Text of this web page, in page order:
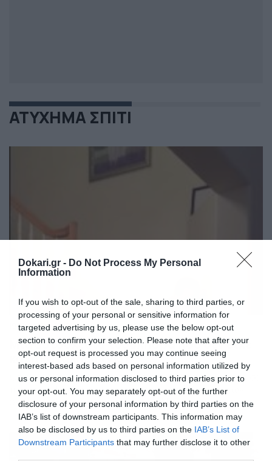
Dokari.gr - Do Not Process My Personal
Information
If you wish to opt-out of the sale, sharing to third parties, or
processing of your personal or sensitive information for
targeted advertising by us, please use the below opt-out
section to confirm your selection. Please note that after your
opt-out request is processed you may continue seeing
interest-based ads based on personal information utilized by
us or personal information disclosed to third parties prior to
your opt-out. You may separately opt-out of the further
disclosure of your personal information by third parties on the
IAB’s list of downstream participants. This information may
also be disclosed by us to third parties on the IAB’s List of
Downstream Participants that may further disclose it to other
ΑΤΥΧΗΜΑ ΣΠΙΤΙ
19/11/2016 17:15
Μια αυτοσχέδια τσουλήθρα που δεν είχε
καλή κατάληξη (vid)
Όταν θες να νιώσεις και πάλι παιδί αλλά η ηλικία σου σε
προδίδει. Μια αυτοσχέδια τσουλήθρα στο πλάι των
σκαλιών έφτιαξε μια οικογένεια αλλά δεν περίμενε ότι
δεν θα είναι και τόσο απολαυστική τελικά. Ο αρχηγός
της οικογένειας επειχήρησε να κάνει αλλά αυτό του
γύρισε μπούμεραγνκ καθώς τσακίστηκε αλλά όμως το